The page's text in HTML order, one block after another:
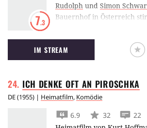
7.3
Rudolph und Simon
Bauernhof in Österreich
er seinen sieben Knechten,
versuchen, ihren Anteil zu
aber beschöießen sie, den
IM STREAM
ICH DENKE OFT AN PIROSCHKA
DE(1955) | Heimatfilm, Komödie
6.9 32
22